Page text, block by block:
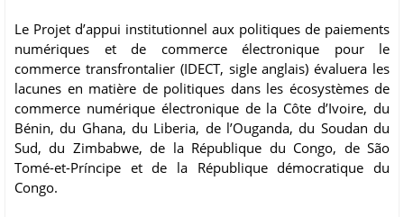
Le Projet d’appui institutionnel aux politiques de paiements
numériques et de commerce électronique pour le
commerce transfrontalier (IDECT, sigle anglais) évaluera les
lacunes en matière de politiques dans les écosystèmes de
commerce numérique électronique de la Côte d’Ivoire, du
Bénin, du Ghana, du Liberia, de l’Ouganda, du Soudan du
Sud, du Zimbabwe, de la République du Congo, de São
Tomé-et-Príncipe et de la République démocratique du
Congo.